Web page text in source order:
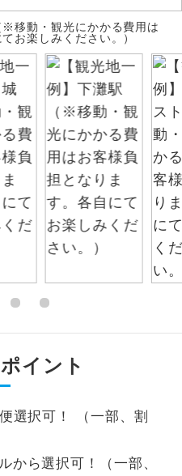
※移動・観光にかかる費用は
お楽しみください。）
イント
選択可！ （一部、割
から選択可！（一部、
トに立ち寄るコースです。
も宿泊するコースです。
ルに露天風呂が付いていま
テルに大浴場が付いています。
事が付いていますので、お食
いりません。（機内食を除
てゆっくりとお召し上がりいた
気にせず、ガイドさんの説明
出発可能な個人型プランで
カード決済のみとな
ジットカード決済を
き完了をもちまし
となります。
ますので、コールセ
のお申し込みはでき